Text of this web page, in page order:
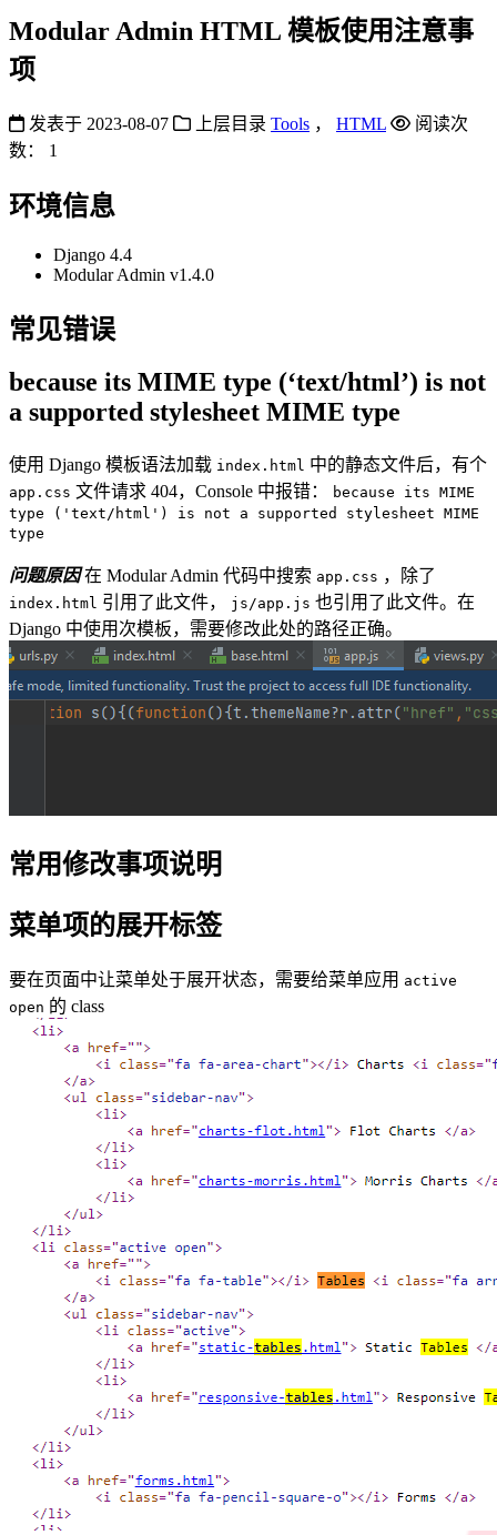
Modular Admin HTML 模板使用注意事
项
发表于 2023-08-07 上层目录 Tools ， HTML
阅读次
数：
1
环境信息
Django 4.4
Modular Admin v1.4.0
常见错误
because its MIME type (‘text/html’) is not
a supported stylesheet MIME type
使用 Django 模板语法加载 index.html 中的静态文件后，有个
app.css 文件请求 404，Console 中报错：
because its MIME
type ('text/html') is not a supported stylesheet MIME
type
问题原因在 Modular Admin 代码中搜索 app.css ，除了
index.html 引用了此文件， js/app.js 也引用了此文件。在
Django 中使用次模板，需要修改此处的路径正确。
常用修改事项说明
菜单项的展开标签
要在页面中让菜单处于展开状态，需要给菜单应用 active
open 的 class